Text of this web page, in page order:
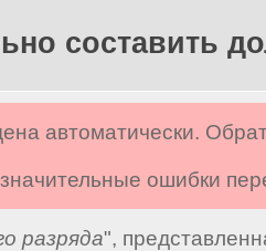
составить
автоматически.
ошибки
разряда",